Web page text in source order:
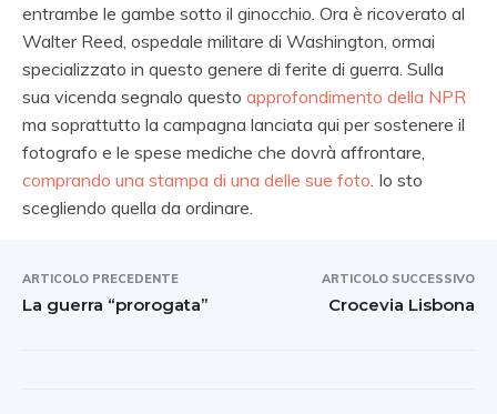
entrambe le gambe sotto il ginocchio. Ora è ricoverato al
Walter Reed, ospedale militare di Washington, ormai
specializzato in questo genere di ferite di guerra. Sulla
sua vicenda segnalo questo approfondimento della NPR
ma soprattutto la campagna lanciata qui per sostenere il
fotografo e le spese mediche che dovrà affrontare,
comprando una stampa di una delle sue foto . Io sto
scegliendo quella da ordinare.
ARTICOLO PRECEDENTE
La guerra “prorogata”
ARTICOLO SUCCESSIVO
Crocevia Lisbona